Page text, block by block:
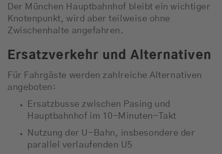
Der München Hauptbahnhof bleibt ein wichtiger
Knotenpunkt, wird aber teilweise ohne
Zwischenhalte angefahren.
Ersatzverkehr und Alternativen
Für Fahrgäste werden zahlreiche Alternativen
angeboten:
Ersatzbusse zwischen Pasing und
Hauptbahnhof im 10-Minuten-Takt
Nutzung der U-Bahn, insbesondere der
parallel verlaufenden U5